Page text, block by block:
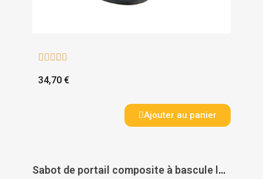
    
34,70 €
Ajouter au panier
Sabot de portail composite à bascule latérale - BOURGEOIS FRERES